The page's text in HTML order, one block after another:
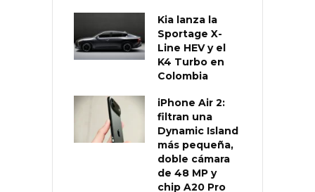
Kia lanza la
Sportage X-
Line HEV y el
K4 Turbo en
Colombia
iPhone Air 2:
filtran una
Dynamic Island
más pequeña,
doble cámara
de 48 MP y
chip A20 Pro